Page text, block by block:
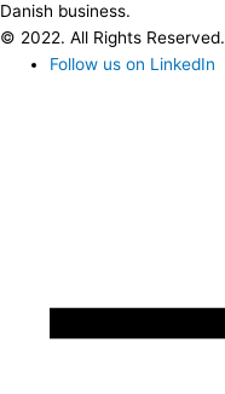
Danish business.
© 2022. All Rights Reserved.
Follow us on LinkedIn